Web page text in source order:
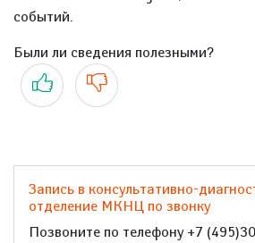
событий.
Были ли сведения полезными?
Да
Запись в консультативно-
отделение МКНЦ по звонку
Позвоните по телефону +7